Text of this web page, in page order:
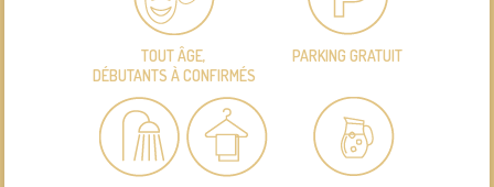
TOUT ÂGE,
DÉBUTANTS À CONFIRMÉS
PARKING GRATUIT